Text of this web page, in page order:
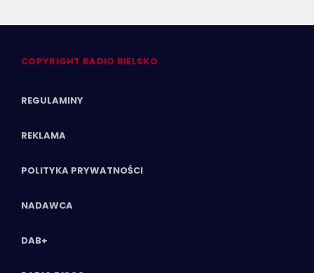
COPYRIGHT RADIO BIELSKO
REGULAMINY
REKLAMA
POLITYKA PRYWATNOŚCI
NADAWCA
DAB+